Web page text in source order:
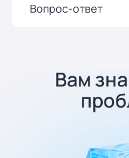
Вопрос-ответ
Вам